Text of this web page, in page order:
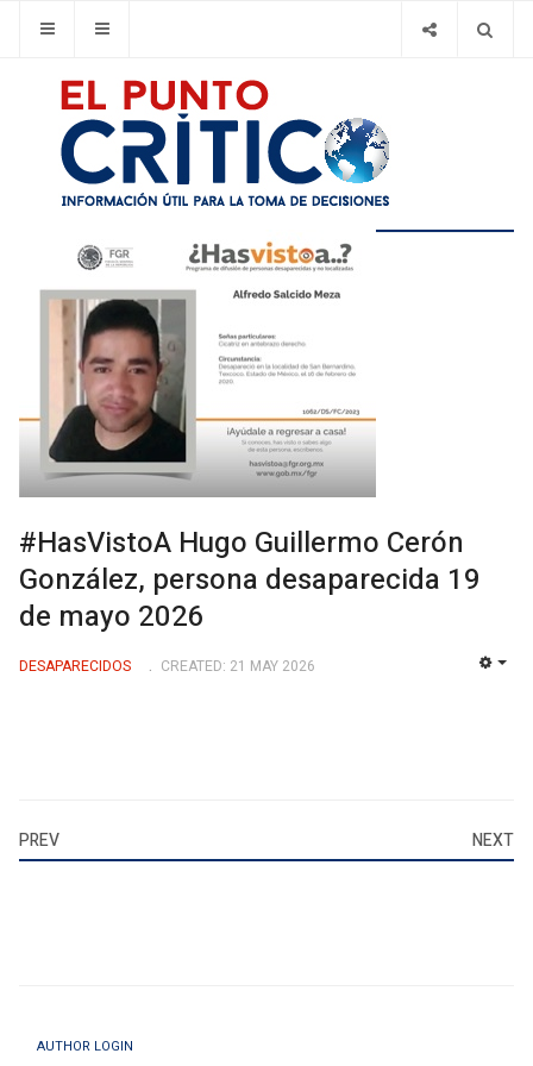
#HasVistoA Hugo Guillermo Cerón
González, persona desaparecida 19
de mayo 2026
DESAPARECIDOS CREATED: 21 MAY 2026
PREV NEXT
AUTHOR LOGIN